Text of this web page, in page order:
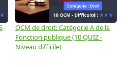
QCM de droit: Catégorie A de la
Fonction publique (10 QUIZ -
Niveau difficile)